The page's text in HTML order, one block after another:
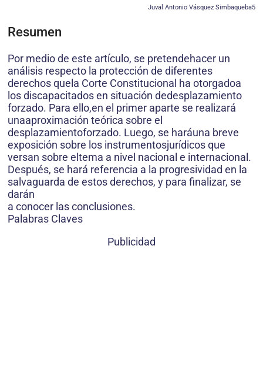
Juval Antonio Vásquez Simbaqueba5
Resumen
Por medio de este artículo, se pretendehacer un
análisis respecto la protección de diferentes
derechos quela Corte Constitucional ha otorgadoa
los discapacitados en situación dedesplazamiento
forzado. Para ello,en el primer aparte se realizará
unaaproximación teórica sobre el
desplazamientoforzado. Luego, se haráuna breve
exposición sobre los instrumentosjurídicos que
versan sobre eltema a nivel nacional e internacional.
Después, se hará referencia a la progresividad en la
salvaguarda de estos derechos, y para finalizar, se
darán
a conocer las conclusiones.
Palabras Claves
Publicidad